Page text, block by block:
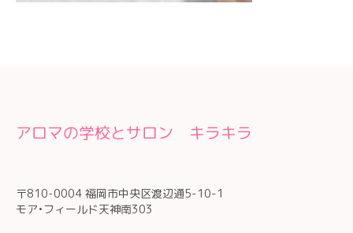
アロマの学校とサロン キラキラ
〒810-0004 福岡市中央区渡辺通5-10-1
モア•フィールド天神南303